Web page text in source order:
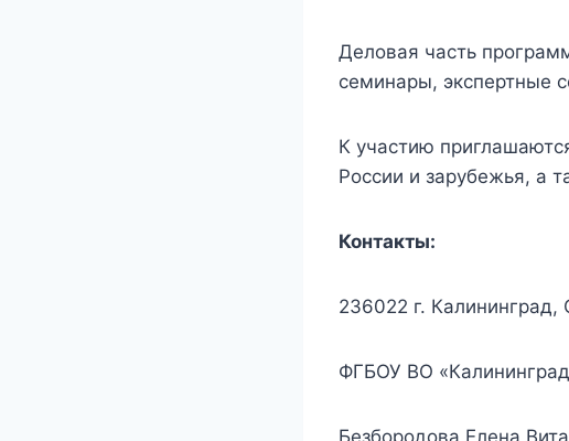
Деловая часть
семинары, экспертные
К участию
России и зарубежья, а
Контакты:
236022 г. Калининград,
ФГБОУ ВО